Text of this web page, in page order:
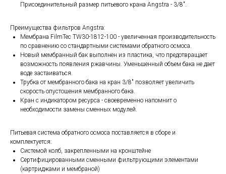
Присоединительный размер питьевого крана Angstra - 3/8".
Преимущества фильтров Angstra:
Мембрана FilmTec TW30-1812-100 - увеличенная производительность
по сравнению со стандартными системами обратного осмоса.
Новый мембранный бак выполнен из пластика, что предотвращает
возможность появления ржавчины. Уменьшенный объем бака не дает
воде застаиваться.
Трубка от мембранного бака на кран 3/8" позволяет увеличить
скорость опустошения мембранного бака.
Кран с индикатором ресурса - своевременно напомнит о
необходимости замены сменных модулей.
Питьевая система обратного осмоса поставляется в сборе и
комплектуется:
Системой колб, закрепленными на кронштейне
Сертифицированными сменными фильтрующими элементами
(картриджами и мембраной)